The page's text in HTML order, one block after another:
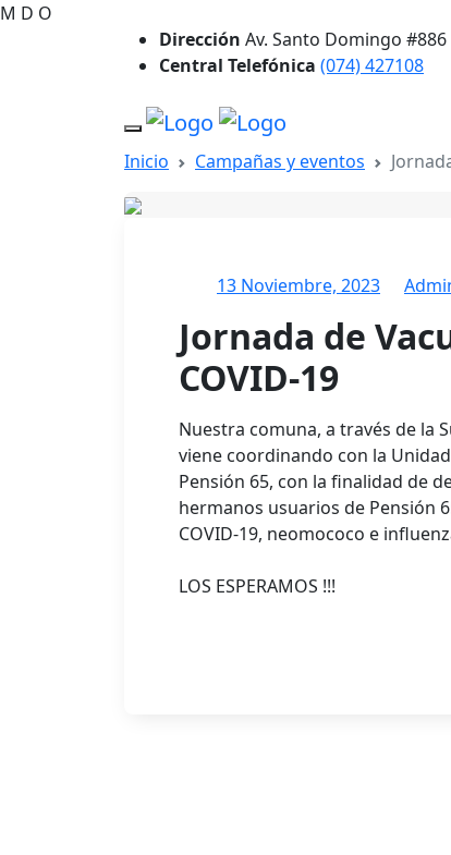
M D O
Dirección Av. Santo Domingo
Central Telefónica (074) 427108
Inicio Campañas y eventos
13 Noviembre, 2023
Jornada de
COVID-19
Nuestra comuna, a través de la
viene coordinando con la
Pensión 65, con la finalidad de
hermanos usuarios de Pensión
COVID-19, neomococo e
LOS ESPERAMOS !!!